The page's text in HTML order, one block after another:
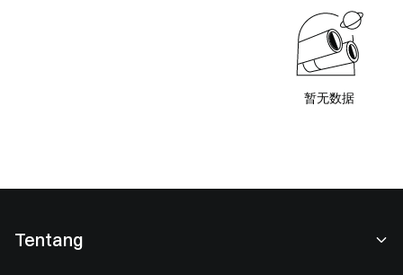
暂无数据
Tentang